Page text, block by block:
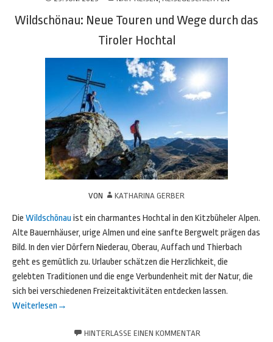
Wildschönau: Neue Touren und Wege durch das
Tiroler Hochtal
VON KATHARINA GERBER
Die Wildschönau ist ein charmantes Hochtal in den Kitzbüheler Alpen.
Alte Bauernhäuser, urige Almen und eine sanfte Bergwelt prägen das
Bild. In den vier Dörfern Niederau, Oberau, Auffach und Thierbach
geht es gemütlich zu. Urlauber schätzen die Herzlichkeit, die
gelebten Traditionen und die enge Verbundenheit mit der Natur, die
sich bei verschiedenen Freizeitaktivitäten entdecken lassen.
Weiterlesen →
HINTERLASSE EINEN KOMMENTAR